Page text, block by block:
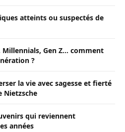
atteints ou suspectés de
Millennials, Gen Z… comment
?
la vie avec sagesse et fierté
Nietzsche
qui reviennent
années